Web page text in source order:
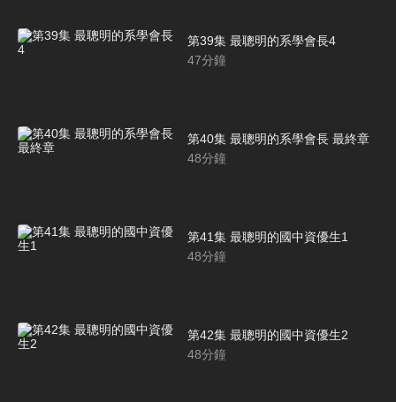
第39集 最聰明的系學會長4
47分鐘
第40集 最聰明的系學會長 最終章
48分鐘
第41集 最聰明的國中資優生1
48分鐘
第42集 最聰明的國中資優生2
48分鐘